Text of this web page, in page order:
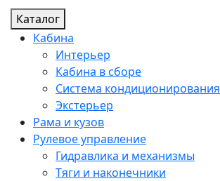
Каталог
Кабина
Интерьер
Кабина в сборе
Система кондиционирования
Экстерьер
Рама и кузов
Рулевое управление
Гидравлика и механизмы
Тяги и наконечники